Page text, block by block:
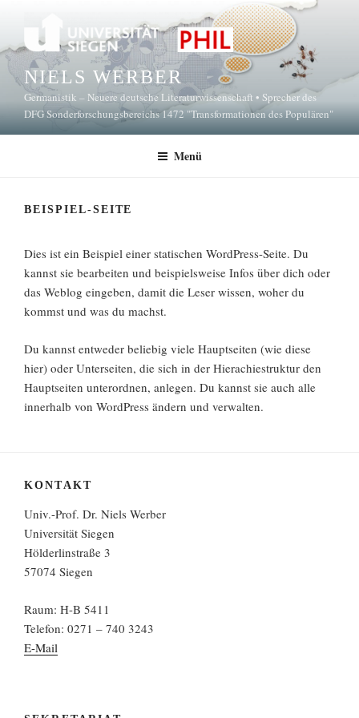
springen
NIELS WERBER
Germanistik – Neuere deutsche Literaturwissenschaft • Sprecher des
DFG Sonderforschungsbereichs 1472 "Transformationen des Populären"
Menü
BEISPIEL-SEITE
Dies ist ein Beispiel einer statischen WordPress-Seite. Du
kannst sie bearbeiten und beispielsweise Infos über dich oder
das Weblog eingeben, damit die Leser wissen, woher du
kommst und was du machst.
Du kannst entweder beliebig viele Hauptseiten (wie diese
hier) oder Unterseiten, die sich in der Hierachiestruktur den
Hauptseiten unterordnen, anlegen. Du kannst sie auch alle
innerhalb von WordPress ändern und verwalten.
KONTAKT
Univ.-Prof. Dr. Niels Werber
Universität Siegen
Hölderlinstraße 3
57074 Siegen
Raum: H-B 5411
Telefon: 0271 – 740 3243
E-Mail